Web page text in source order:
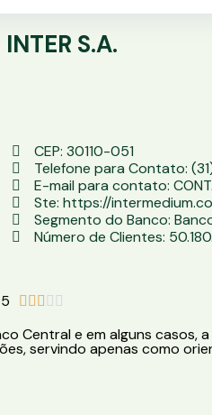
S.A.
CEP: 30110-051
Telefone para Contato:
E-mail para contato:
Ste: https://
Segmento do Banco:
Número de Clientes:
    
Central e em alguns
servindo apenas como